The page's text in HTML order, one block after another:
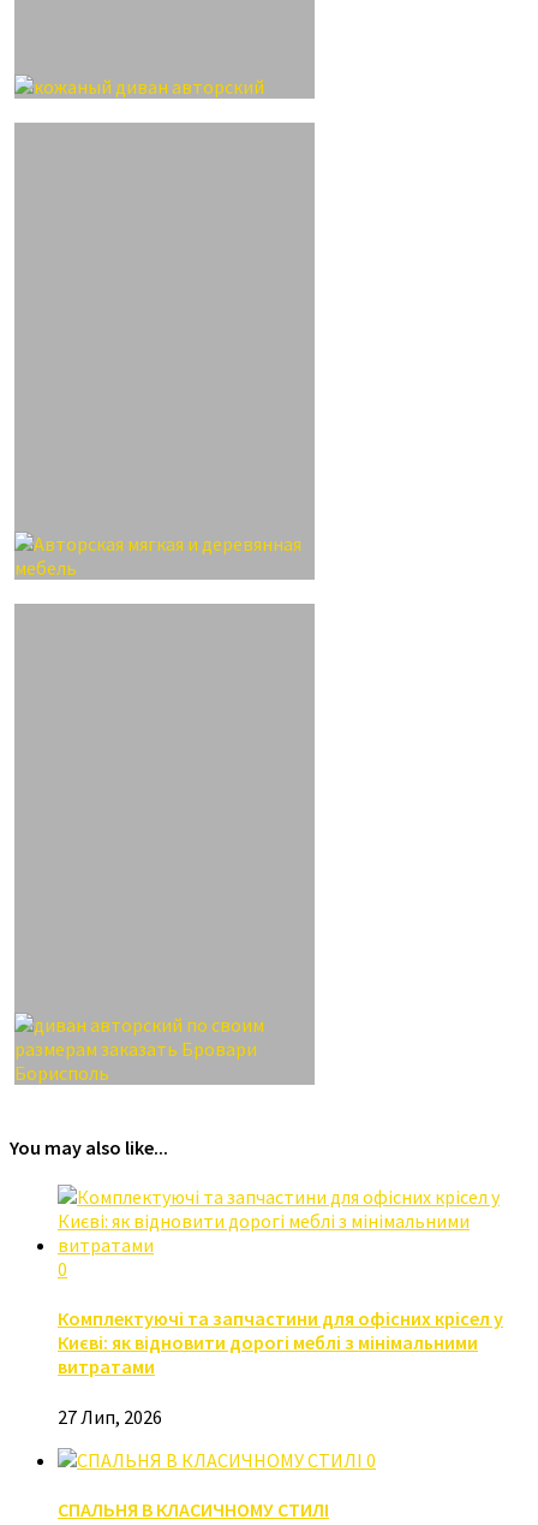
You may also like...
0
Комплектуючі та запчастини для офісних крісел у
Києві: як відновити дорогі меблі з мінімальними
витратами
27 Лип, 2026
0
СПАЛЬНЯ В КЛАСИЧНОМУ СТИЛІ